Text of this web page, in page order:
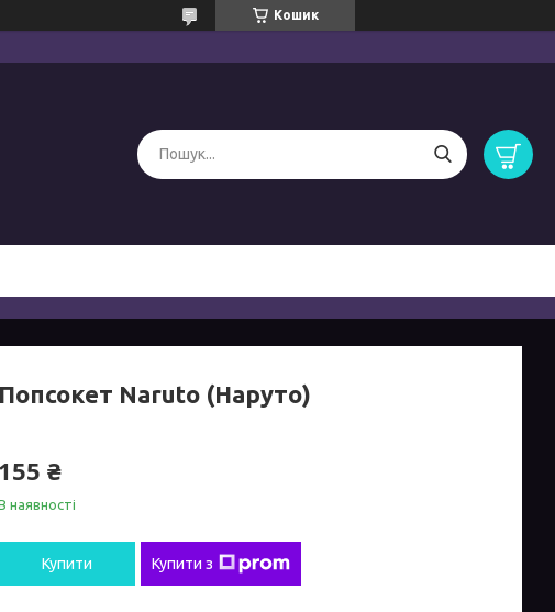
Кошик
Попсокет Naruto (Наруто)
155 ₴
наявності
Купити Купити з